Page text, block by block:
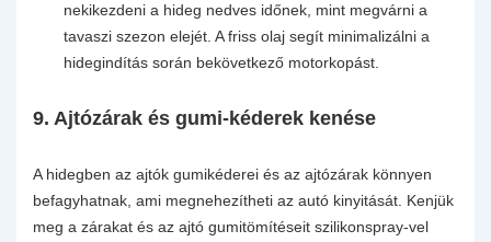
nekikezdeni a hideg nedves időnek, mint megvárni a
tavaszi szezon elejét. A friss olaj segít minimalizálni a
hidegindítás során bekövetkező motorkopást.
9. Ajtózárak és gumi-kéderek kenése
A hidegben az ajtók gumikéderei és az ajtózárak könnyen
befagyhatnak, ami megnehezítheti az autó kinyitását. Kenjük
meg a zárakat és az ajtó gumitömítéseit szilikonspray-vel